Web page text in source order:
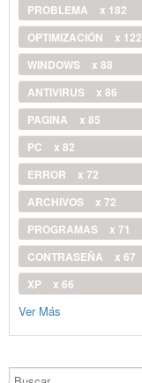
PROBLEMA
x 182
OPTIMIZACIÓN
x 122
WINDOWS
x 88
ANTIVIRUS
x 86
PAGINA
x 85
PC
x 82
ERROR
x 72
ARCHIVOS
x 72
PROGRAMAS
x 71
CONTRASEÑA
x 67
XP
x 66
Ver Más
Buscar...